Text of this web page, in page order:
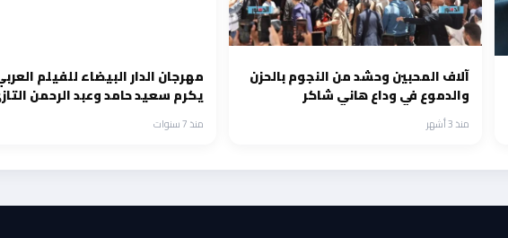
آلاف المحبين وحشد من النجوم بالحزن
والدموع في وداع هاني شاكر
منذ 3 أشهر
مهرجان الدار البيضاء للفيلم
يكرم سعيد حامد وعبد الرحمن
منذ 7 سنوات